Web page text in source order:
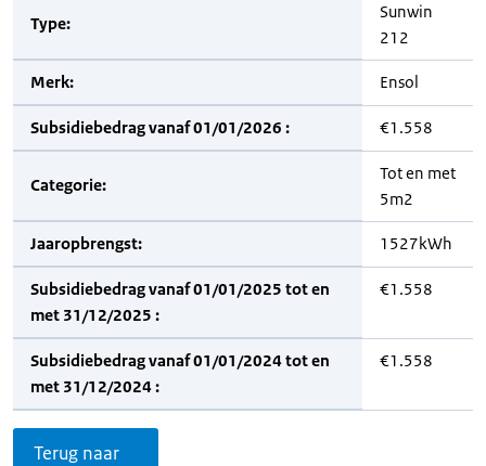
Type:
Sunwin
212
Merk: Ensol
Subsidiebedrag vanaf 01/01/2026 : €1.558
Categorie:
Tot en met
5m2
Jaaropbrengst: 1527kWh
Subsidiebedrag vanaf 01/01/2025 tot en
met 31/12/2025 :
€1.558
Subsidiebedrag vanaf 01/01/2024 tot en
met 31/12/2024 :
€1.558
Terug naar